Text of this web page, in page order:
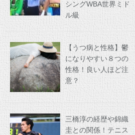
シングWBA世界ミド
ル級
【うつ病と性格】鬱
になりやすい８つの
性格！良い人ほど注
意？
三橋淳の経歴や錦織
圭との関係！テニス